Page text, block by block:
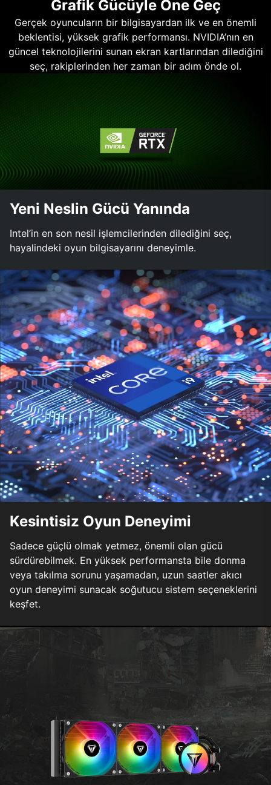
Grafik Gücüyle Öne Geç
Gerçek oyuncuların bir bilgisayardan ilk ve en önemli
beklentisi, yüksek grafik performansı. NVIDIA’nın en
güncel teknolojilerini sunan ekran kartlarından dilediğini
seç, rakiplerinden her zaman bir adım önde ol.
Yeni Neslin Gücü Yanında
Intel’in en son nesil işlemcilerinden dilediğini seç,
hayalindeki oyun bilgisayarını deneyimle.
Kesintisiz Oyun Deneyimi
Sadece güçlü olmak yetmez, önemli olan gücü
sürdürebilmek. En yüksek performansta bile donma
veya takılma sorunu yaşamadan, uzun saatler akıcı
oyun deneyimi sunacak soğutucu sistem seçeneklerini
keşfet.